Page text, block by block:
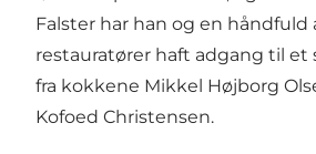
Falster har han og en håndfuld
restauratører haft adgang til et
fra kokkene Mikkel Højborg
Kofoed Christensen.